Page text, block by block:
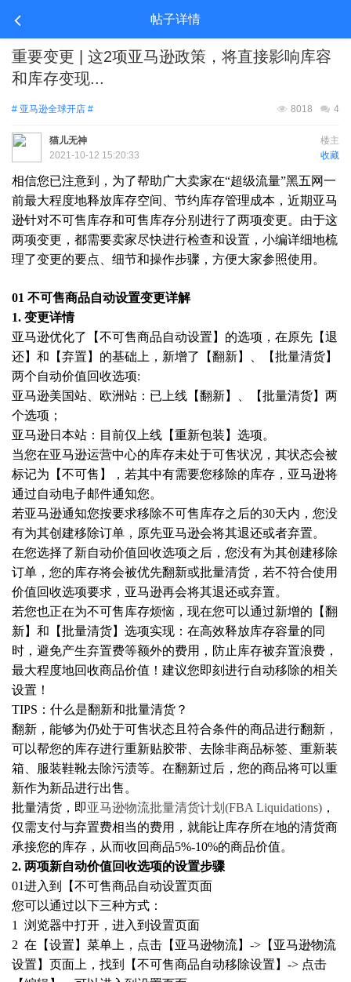
帖子详情
重要变更 | 这2项亚马逊政策，将直接影响库容
和库存变现...
# 亚马逊全球开店 # 4
8018
楼主
猫儿无神
收藏
2021-10-12 15:20:33
相信您已注意到，为了帮助广大卖家在“超级流量”黑五网一
前最大程度地释放库存空间、节约库存管理成本，近期亚马
逊针对不可售库存和可售库存分别进行了两项变更。由于这
两项变更，都需要卖家尽快进行检查和设置，小编详细地梳
理了变更的要点、细节和操作步骤，方便大家参照使用。
01 不可售商品自动设置变更详解
1. 变更详情
亚马逊优化了【不可售商品自动设置】的选项，在原先【退
还】和【弃置】的基础上，新增了【翻新】、【批量清货】
两个自动价值回收选项:
亚马逊美国站、欧洲站：已上线【翻新】、【批量清货】两
个选项；
亚马逊日本站：目前仅上线【重新包装】选项。
当您在亚马逊运营中心的库存未处于可售状况，其状态会被
标记为【不可售】，若其中有需要您移除的库存，亚马逊将
通过自动电子邮件通知您。
若亚马逊通知您按要求移除不可售库存之后的30天内，您没
有为其创建移除订单，原先亚马逊会将其退还或者弃置。
在您选择了新自动价值回收选项之后，您没有为其创建移除
订单，您的库存将会被优先翻新或批量清货，若不符合使用
价值回收选项要求，亚马逊再会将其退还或弃置。
若您也正在为不可售库存烦恼，现在您可以通过新增的【翻
新】和【批量清货】选项实现：在高效释放库存容量的同
时，避免产生弃置费等额外的费用，防止库存被弃置浪费，
最大程度地回收商品价值！建议您即刻进行自动移除的相关
设置！
TIPS：什么是翻新和批量清货？
翻新，能够为仍处于可售状态且符合条件的商品进行翻新，
可以帮您的库存进行重新贴胶带、去除非商品标签、重新装
箱、服装鞋靴去除污渍等。在翻新过后，您的商品将可以重
新作为新品进行出售。
批量清货，即亚马逊物流批量清货计划 (FBA Liquidations) ，
仅需支付与弃置费相当的费用，就能让库存所在地的清货商
承接您的库存，从而收回商品5%-10%的商品价值。
2. 两项新自动价值回收选项的设置步骤
01进入到【不可售商品自动设置页面
您可以通过以下三种方式：
1 浏览器中打开，进入到设置页面
2 在【设置】菜单上，点击【亚马逊物流】->【亚马逊物流
设置】页面上，找到【不可售商品自动移除设置】-> 点击